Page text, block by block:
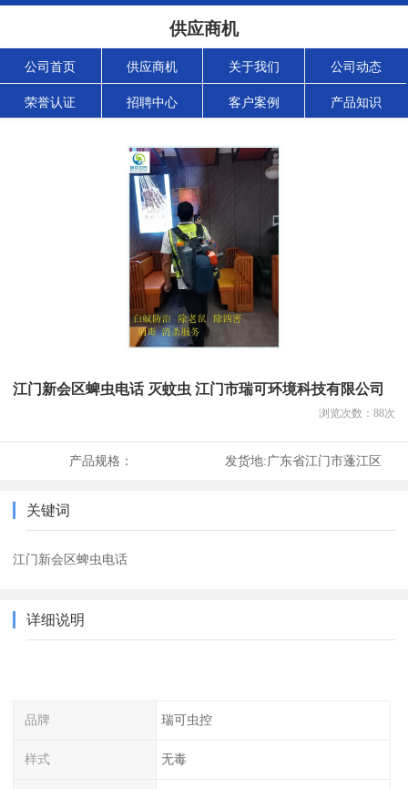
供应商机
公司首页 供应商机 关于我们 公司动态
荣誉认证 招聘中心 客户案例 产品知识
江门新会区蜱虫电话 灭蚊虫 江门市瑞可环境科技有限公司
浏览次数： 88次
产品规格： 发货地:广东省江门市蓬江区
关键词
江门新会区蜱虫电话
详细说明
品牌 瑞可虫控
样式 无毒